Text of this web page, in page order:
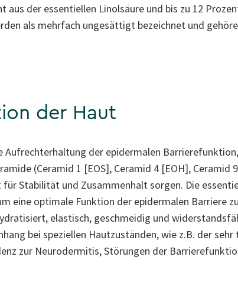
aus der essentiellen Linolsäure und bis zu 12
als mehrfach ungesättigt bezeichnet und
der Haut
Aufrechterhaltung der epidermalen
(Ceramid 1 [EOS], Ceramid 4 [EOH], Ceramid
Stabilität und Zusammenhalt sorgen. Die
eine optimale Funktion der epidermalen Barriere
elastisch, geschmeidig und
bei speziellen Hautzuständen, wie z.B. der sehr
zur Neurodermitis, Störungen der